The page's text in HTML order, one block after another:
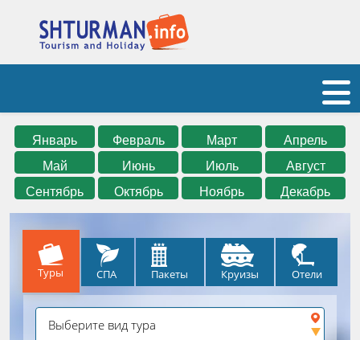
Январь Февраль Март
Апрель
Май
Июнь Июль
Август
Сентябрь
Октябрь Ноябрь Декабрь
Туры СПА Пакеты Круизы Отели